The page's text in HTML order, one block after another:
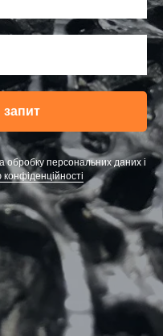
запит
обробку персональних даних і